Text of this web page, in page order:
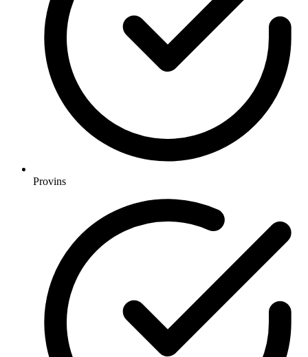
Provins